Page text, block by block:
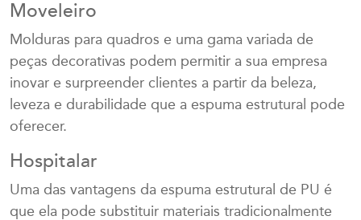
Moveleiro
Molduras para quadros e uma gama variada de
peças decorativas podem permitir a sua empresa
inovar e surpreender clientes a partir da beleza,
leveza e durabilidade que a espuma estrutural pode
oferecer.
Hospitalar
Uma das vantagens da espuma estrutural de PU é
que ela pode substituir materiais tradicionalmente